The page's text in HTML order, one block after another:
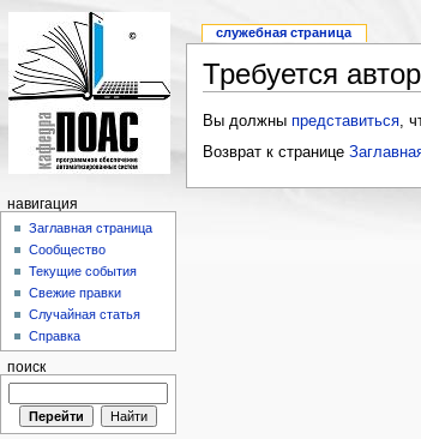
Требуется
Вы должны представиться,
Возврат к странице
служебная страница
навигация
Заглавная страница
Сообщество
Текущие события
Свежие правки
Случайная статья
Справка
поиск